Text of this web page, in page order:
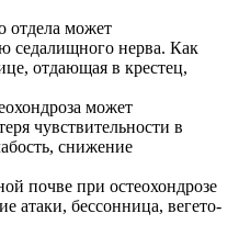
отдела может
седалищного нерва. Как
отдающая в крестец,
может
чувствительности в
снижение
почве при остеохондрозе
атаки, бессонница, вегето-